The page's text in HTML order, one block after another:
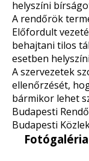
helyszíni
A rendőrök
Előfordult
behajtani tilos
esetben
A szervezetek
ellenőrzését,
bármikor lehet
Budapesti
Budapesti
Fotógaléria